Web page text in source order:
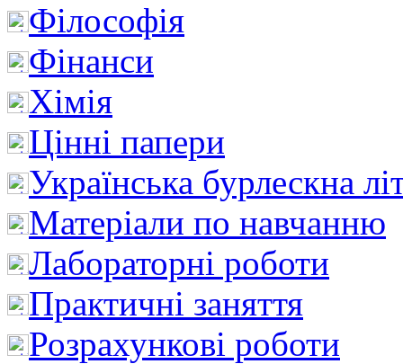
Філософія
Фінанси
Хімія
Цінні папери
Українська бурлескна
Матеріали по навчанню
Лабораторні роботи
Практичні заняття
Розрахункові роботи